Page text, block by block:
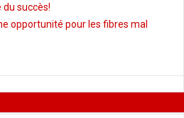
du succès!
opportunité pour les fibres mal